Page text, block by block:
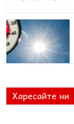
Харесайте ни